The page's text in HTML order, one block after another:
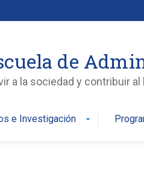
de
a la sociedad y contribuir
e Investigación arrow_drop_down